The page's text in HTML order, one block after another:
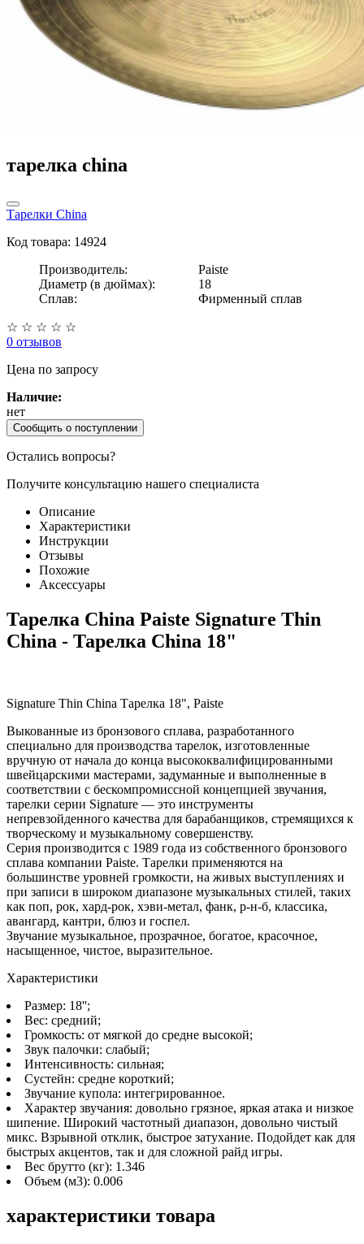
тарелка china
Тарелки China
Код товара: 14924
Производитель:
Paiste
Диаметр (в дюймах):
18
Сплав:
Фирменный сплав
☆ ☆ ☆ ☆ ☆
0 отзывов
Цена по запросу
Наличие:
нет
Сообщить о поступлении
Остались вопросы?
Получите консультацию нашего специалиста
Описание
Характеристики
Инструкции
Отзывы
Похожие
Аксессуары
Тарелка China Paiste Signature Thin
China - Тарелка China 18"
Signature Thin China Тарелка 18", Paiste
Выкованные из бронзового сплава, разработанного
специально для производства тарелок, изготовленные
вручную от начала до конца высококвалифицированными
швейцарскими мастерами, задуманные и выполненные в
соответствии с бескомпромиссной концепцией звучания,
тарелки серии Signature — это инструменты
непревзойденного качества для барабанщиков, стремящихся к
творческому и музыкальному совершенству.
Серия производится с 1989 года из собственного бронзового
сплава компании Paiste. Тарелки применяются на
большинстве уровней громкости, на живых выступлениях и
при записи в широком диапазоне музыкальных стилей, таких
как поп, рок, хард-рок, хэви-метал, фанк, р-н-б, классика,
авангард, кантри, блюз и госпел.
Звучание музыкальное, прозрачное, богатое, красочное,
насыщенное, чистое, выразительное.
Характеристики
Размер: 18'';
Вес: средний;
Громкость: от мягкой до средне высокой;
Звук палочки: слабый;
Интенсивность: сильная;
Сустейн: средне короткий;
Звучание купола: интегрированное.
Характер звучания: довольно грязное, яркая атака и низкое
шипение. Широкий частотный диапазон, довольно чистый
микс. Взрывной отклик, быстрое затухание. Подойдет как для
быстрых акцентов, так и для сложной райд игры.
Вес брутто (кг): 1.346
Объем (м3): 0.006
характеристики товара